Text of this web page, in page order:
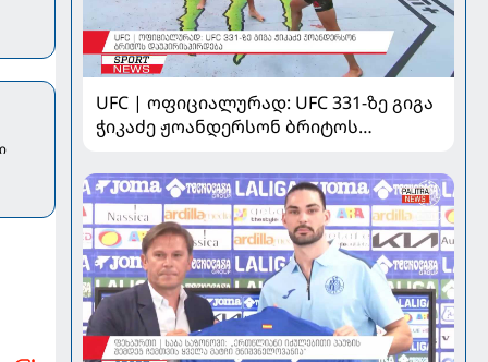
UFC | ოფიციალურად: UFC 331-ზე გიგა
ჭიკაძე ჟოანდერსონ ბრიტოს